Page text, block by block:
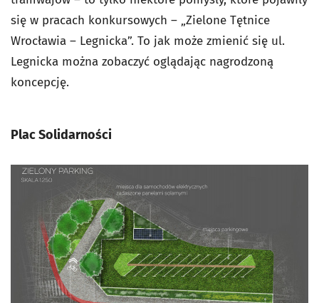
się w pracach konkursowych – „Zielone Tętnice
Wrocławia – Legnicka”. To jak może zmienić się ul.
Legnicka można zobaczyć oglądając nagrodzoną
koncepcję.
Plac Solidarności